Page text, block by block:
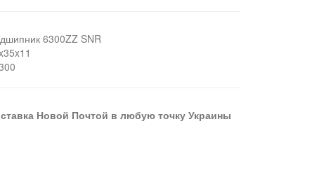
6300ZZ SNR
Новой Почтой в любую точку Украины